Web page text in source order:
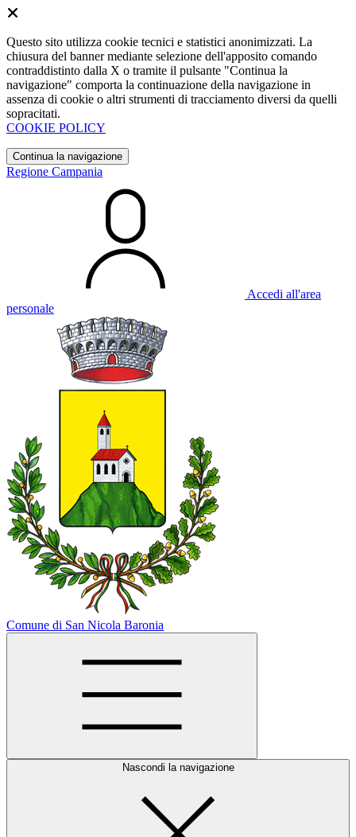
Questo sito utilizza cookie tecnici e statistici anonimizzati. La
chiusura del banner mediante selezione dell'apposito comando
contraddistinto dalla X o tramite il pulsante "Continua la
navigazione" comporta la continuazione della navigazione in
assenza di cookie o altri strumenti di tracciamento diversi da quelli
sopracitati.
COOKIE POLICY
Continua la navigazione
Regione Campania
Accedi all'area
personale
Comune di San Nicola Baronia
Nascondi la navigazione